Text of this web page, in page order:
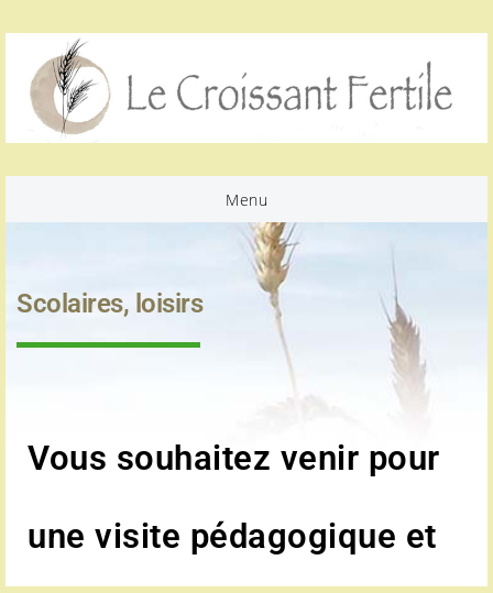
navigation
principale
contenu
principal
pied
page
Menu
Scolaires, loisirs
Vous souhaitez venir pour
une visite pédagogique et